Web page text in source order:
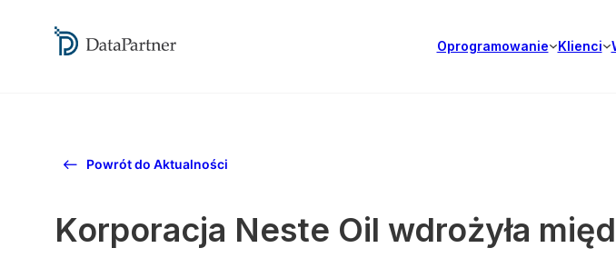
Oprogramowanie Klienci
Powrót do Aktualności
Korporacja Neste Oil wdrożyła